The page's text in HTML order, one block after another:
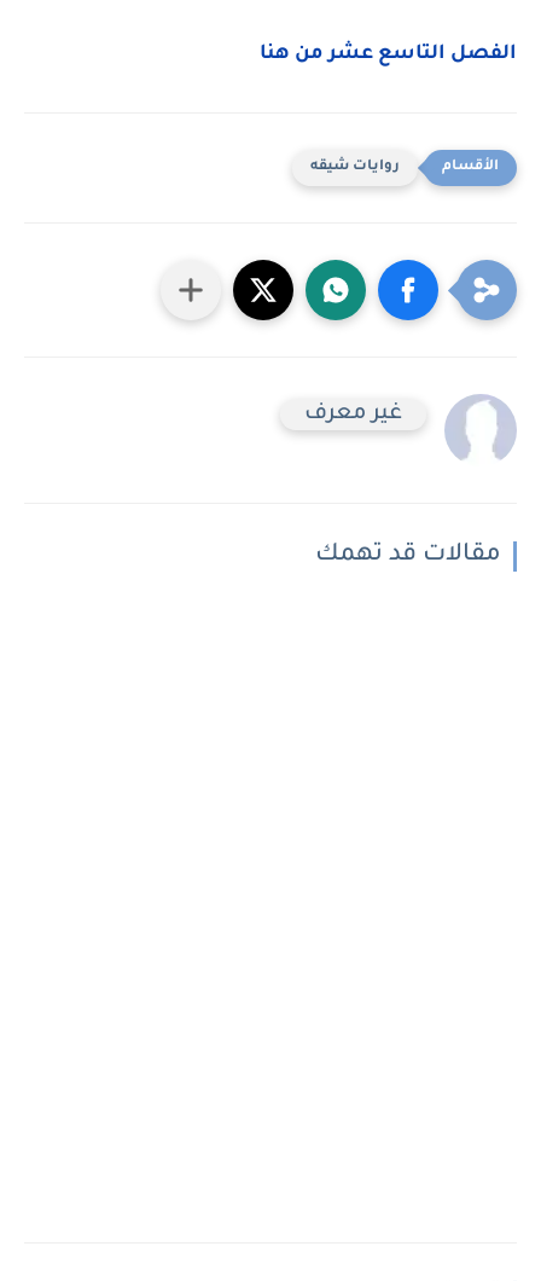
الفصل التاسع عشر من هنا
روايات شيقه
غير معرف
مقالات قد تهمك